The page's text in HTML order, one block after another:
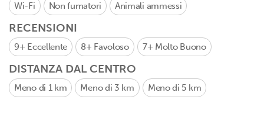
Wi-Fi Non fumatori Animali ammessi
RECENSIONI
9+ Eccellente 8+ Favoloso 7+ Molto Buono
DISTANZA DAL CENTRO
Meno di 1 km Meno di 3 km Meno di 5 km